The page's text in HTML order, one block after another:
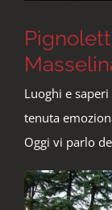
Luoghi e
tenuta
Oggi vi parlo